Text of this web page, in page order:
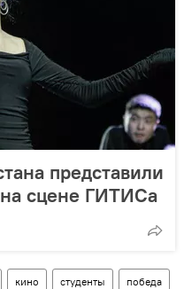
представили
сцене ГИТИСа
кино студенты победа